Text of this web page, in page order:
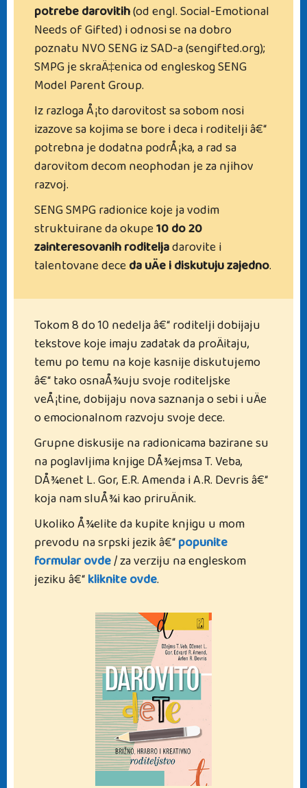
potrebe darovitih(od engl. Social-Emotional
Needs of Gifted) i odnosi se na dobro
poznatu NVO SENG iz SAD-a (sengifted.org);
SMPG je skraÄ‡enica od engleskog SENG
Model Parent Group.
Iz razloga Å¡to darovitost sa sobom nosi
izazove sa kojima se bore i deca i roditelji â€“
potrebna je dodatna podrÅ¡ka, a rad sa
darovitom decom neophodan je za njihov
razvoj.
SENG SMPG radionice koje ja vodim
struktuirane da okupe10 do 20
zainteresovanih roditeljadarovite i
talentovane deceda uÄe i diskutuju zajedno.
Tokom 8 do 10 nedelja â€“ roditelji dobijaju
tekstove koje imaju zadatak da proÄitaju,
temu po temu na koje kasnije diskutujemo
â€“ tako osnaÅ¾uju svoje roditeljske
veÅ¡tine, dobijaju nova saznanja o sebi i uÄe
o emocionalnom razvoju svoje dece.
Grupne diskusije na radionicama bazirane su
na poglavljima knjige DÅ¾ejmsa T. Veba,
DÅ¾enet L. Gor, E.R. Amenda i A.R. Devris â€“
koja nam sluÅ¾i kao priruÄnik.
Ukoliko Å¾elite da kupite knjigu u mom
prevodu na srpski jezik â€“popunite
formular ovde/ za verziju na engleskom
jeziku â€“kliknite ovde.